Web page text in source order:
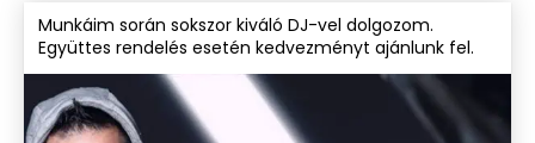
különleges. Az, hogy életed egy-egy
fontosabb eseményének a részévé válhatok
számomra kiváltság. Legyen szó akár
kismama
baba családi párosképek
készítéséről…